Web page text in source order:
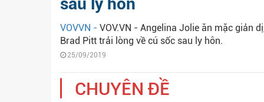
VOVVN - VOV.VN - Angelina Jolie ăn mặc giản
Brad Pitt trải lòng về cú sốc sau ly hôn.
25/09/2019
CHUYÊN ĐỀ